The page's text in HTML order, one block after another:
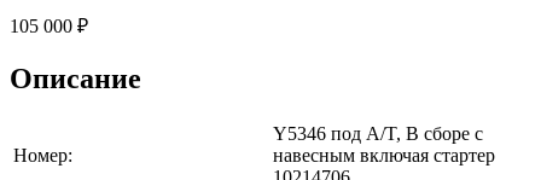
105 000 ₽
Описание
Номер:
Y5346 под A/T, В сборе с
навесным включая стартер